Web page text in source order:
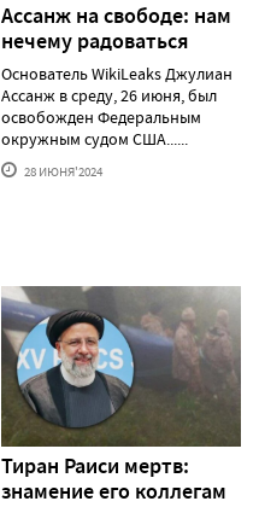
Ассанж на свободе: нам
нечему радоваться
Основатель WikiLeaks Джулиан
Ассанж в среду, 26 июня, был
освобожден Федеральным
окружным судом США......
28 ИЮНЯ'2024
Тиран Раиси мертв:
знамение его коллегам